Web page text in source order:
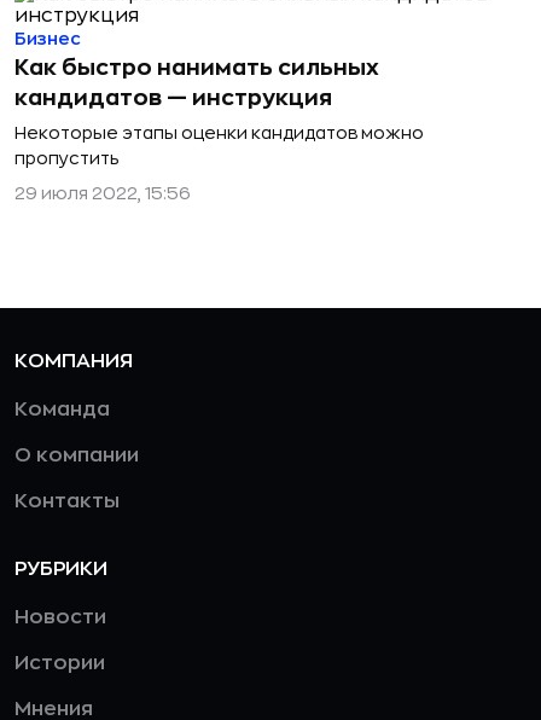
Как быстро нанимать сильных
кандидатов — инструкция
Некоторые этапы оценки кандидатов можно
пропустить
Бизнес
29 июля 2022, 15:56
КОМПАНИЯ
Команда
О компании
Контакты
РУБРИКИ
Новости
Истории
Мнения